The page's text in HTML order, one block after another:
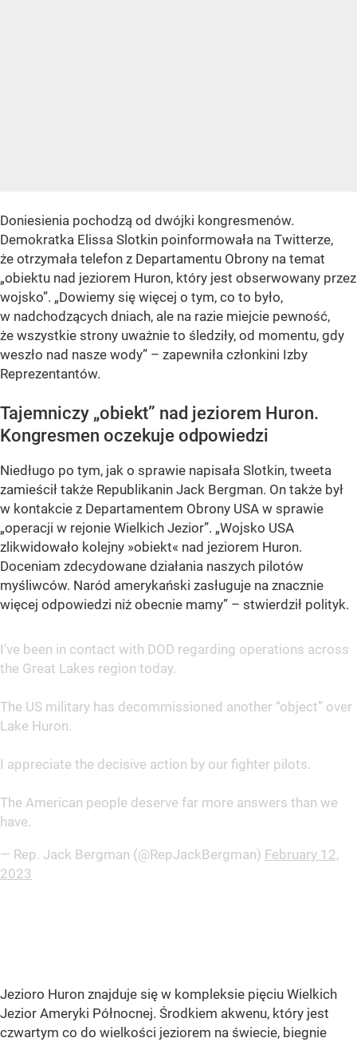
Doniesienia pochodzą od dwójki kongresmenów.
Demokratka Elissa Slotkin poinformowała na Twitterze,
że otrzymała telefon z Departamentu Obrony na temat
„obiektu nad jeziorem Huron, który jest obserwowany przez
wojsko”. „Dowiemy się więcej o tym, co to było,
w nadchodzących dniach, ale na razie miejcie pewność,
że wszystkie strony uważnie to śledziły, od momentu, gdy
weszło nad nasze wody” – zapewniła członkini Izby
Reprezentantów.
Tajemniczy „obiekt” nad jeziorem Huron.
Kongresmen oczekuje odpowiedzi
Niedługo po tym, jak o sprawie napisała Slotkin, tweeta
zamieścił także Republikanin Jack Bergman. On także był
w kontakcie z Departamentem Obrony USA w sprawie
„operacji w rejonie Wielkich Jezior”. „Wojsko USA
zlikwidowało kolejny »obiekt« nad jeziorem Huron.
Doceniam zdecydowane działania naszych pilotów
myśliwców. Naród amerykański zasługuje na znacznie
więcej odpowiedzi niż obecnie mamy” – stwierdził polityk.
I’ve been in contact with DOD regarding operations across
the Great Lakes region today.
The US military has decommissioned another “object” over
Lake Huron.
I appreciate the decisive action by our fighter pilots.
The American people deserve far more answers than we
have.
— Rep. Jack Bergman (@RepJackBergman) February 12,
2023
Jezioro Huron znajduje się w kompleksie pięciu Wielkich
Jezior Ameryki Północnej. Środkiem akwenu, który jest
czwartym co do wielkości jeziorem na świecie, biegnie